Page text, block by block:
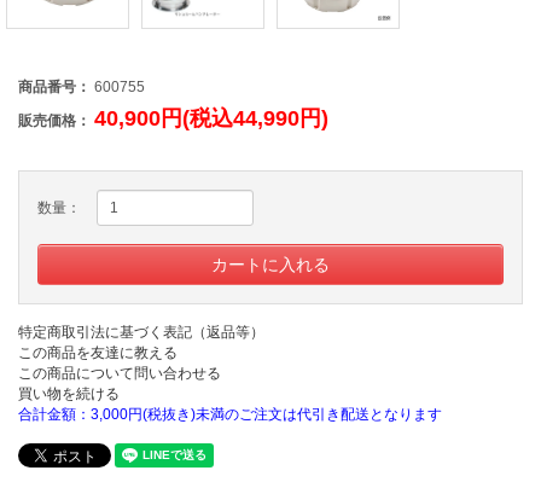
商品番号： 600755
販売価格： 40,900円(税込44,990円)
数量：
特定商取引法に基づく表記（返品等）
この商品を友達に教える
この商品について問い合わせる
買い物を続ける
合計金額：3,000円(税抜き)未満のご注文は代引き配送となります